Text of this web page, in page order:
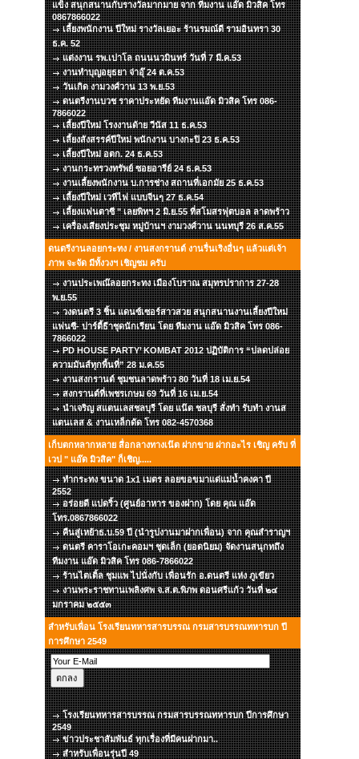
แข็ง สนุกสนานกับรางวัลมากมาย จาก ทีมงาน แอ๊ด มิวสิค โทร
0867866022
เลี้ยงพนักงาน ปีใหม่ รางวัลเยอะ ร้านรมณ์ดี รามอินทรา 30
ธ.ค. 52
แต่งงาน รพ.เปาโล ถนนนวมินทร์ วันที่ 7 มี.ค.53
งานทำบุญอยุธยา จ่าอุ๊ 24 ต.ค.53
วันเกิด งามวงศ์วาน 13 พ.ย.53
ดนตรีงานบวช ราคาประหยัด ทีมงานแอ๊ด มิวสิค โทร 086-
7866022
เลี้ยงปีใหม่ โรงงานด้าย วีนัส 11 ธ.ค.53
เลี้ยงสังสรรค์ปีใหม่ พนักงาน บางกะปิ 23 ธ.ค.53
เลี้ยงปีใหม่ อตก. 24 ธ.ค.53
งานกระทรวงทรัพย์ ซอยอารีย์ 24 ธ.ค.53
งานเลี้ยงพนักงาน บ.การช่าง สถานที่เอกมัย 25 ธ.ค.53
เลี้ยงปีใหม่ เวทีไฟ แบบจีนๆ 27 ธ.ค.54
เลี้ยงแฟนตาซี " เลยพิทฯ 2 มิ.ย.55 ที่สโมสรฟุตบอล ลาดพร้าว
เครื่องเสียงประชุม หมู่บ้านฯ งามวงศ์วาน นนทบุรี 26 ส.ค.55
ดนตรีงานลอยกระทง / งานสงกรานต์ งานรื่นเริงอื่นๆ แล้วแต่เจ้า
ภาพ จะจัด มีทั้งวงฯ เชิญชม ครับ
งานประเพณ๊ลอยกระทง เมืองโบราณ สมุทรปราการ 27-28
พ.ย.55
วงดนตรี 3 ชิ้น แดนซ์เซอร์สาวสวย สนุกสนานงานเลี้ยงปีใหม่
แฟนซี- ปาร์ตี้ธีาชุดนักเรียน โดย ทีมงาน แอ๊ด มิวสิค โทร 086-
7866022
PD HOUSE PARTY’ KOMBAT 2012 ปฏิบัติการ “ปลดปล่อย
ความมันส์ทุกพื้นที่” 28 ม.ค.55
งานสงกรานต์ ชุมชนลาดพร้าว 80 วันที่ 18 เม.ย.54
สงกรานต์ที่เพชรเกษม 69 วันที่ 16 เม.ย.54
นำเจริญ สแตนเลสชลบุรี โดย แน๊ต ชลบุรี สั่งทำ รับทำ งานส
แตนเลส & งานเหล็กดัด โทร 082-4570368
เก็บตกหลากหลาย สื่อกลางทางเน๊ต ฝากขาย ฝากอะไร เชิญ ครับ ที่
เวป " แอ๊ด มิวสิค" ก็เชิญ.....
ทำกระทง ขนาด 1x1 เมตร ลอยขอขมาแด่แม่น้ำคงคา ปี
2552
อร่อยดี แปดริ้ว (ศูนย์อาหาร ของฝาก) โดย คุณ แอ๊ด
โทร.0867866022
คืนสู่เหย้าธ.บ.59 ปี (นำรูปงานมาฝากเพื่อน) จาก คุณสำราญฯ
ดนตรี คาราโอเกะคอมฯ ชุดเล็ก (ยอดนิยม) จัดงานสนุกทถึง
ทีมงาน แอ๊ด มิวสิค โทร 086-7866022
ร้านไตเติ้ล ชุมแพ ไปนั่งกับ เพื่อนรัก อ.ดนตรี แห่ง ภูเขียว
งานพระราชทานเพลิงศพ จ.ส.ต.พิภพ ดอนศรีแก้ว วันที่ ๒๔
มกราคม ๒๕๕๓
สำหรับเพื่อน โรงเรียนทหารสารบรรณ กรมสารบรรณทหารบก ปี
การศึกษา 2549
โรงเรียนทหารสารบรรณ กรมสารบรรณทหารบก ปีการศึกษา
2549
ข่าวประชาสัมพันธ์ ทุกเรื่องที่มีคนฝากมา..
สำหรับเพื่อนรุ่นปี 49